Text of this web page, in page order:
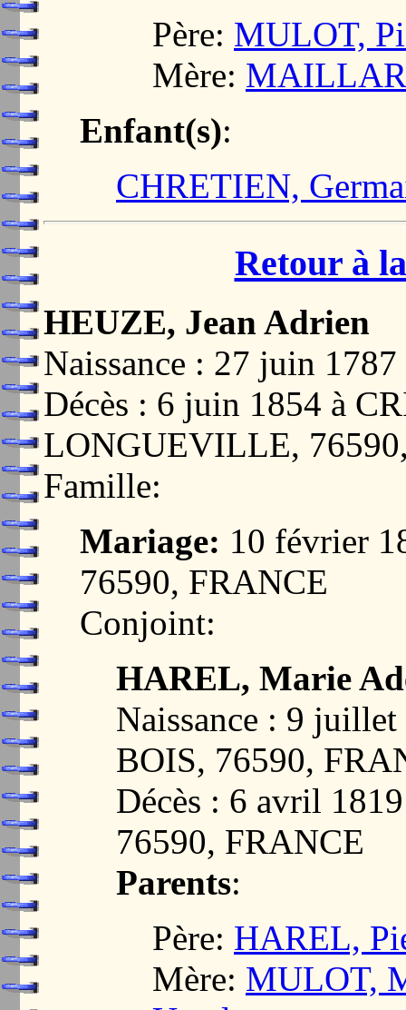
Père: MULOT,
Mère:
Enfant(s):
CHRETIEN,
Retour à
HEUZE, Jean Adrien
Naissance : 27 juin 1787
Décès : 6 juin 1854 à
LONGUEVILLE,
Famille:
Mariage: 10 février
76590, FRANCE
Conjoint:
HAREL, Marie
Naissance : 9
BOIS, 76590,
Décès : 6 avril
76590, FRANCE
Parents:
Père: HAREL,
Mère: MULOT,